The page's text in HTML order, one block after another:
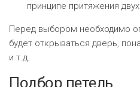
принципе притяжения
Перед выбором необходимо
будет открываться дверь,
и т.д.
Подбор петель